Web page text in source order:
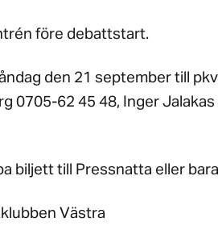
före debattstart.
den 21 september till
0705-62 45 48, Inger
biljett till Pressnatta eller
Västra